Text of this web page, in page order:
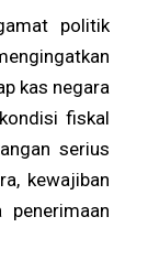
politik
kas negara
fiskal
serius
kewajiban
penerimaan